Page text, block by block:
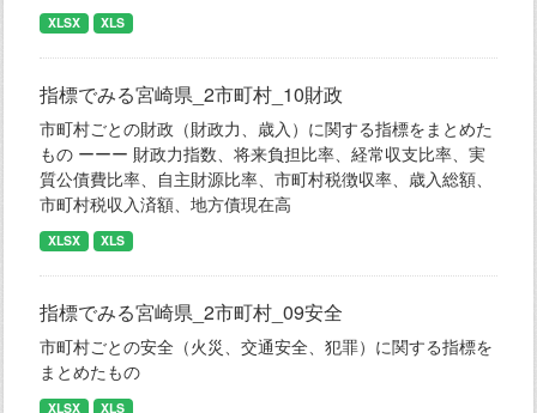
XLSX XLS
指標でみる宮崎県_2市町村_10財政
市町村ごとの財政（財政力、歳入）に関する指標をまとめた
もの ーーー 財政力指数、将来負担比率、経常収支比率、実
質公債費比率、自主財源比率、市町村税徴収率、歳入総額、
市町村税収入済額、地方債現在高
XLSX XLS
指標でみる宮崎県_2市町村_09安全
市町村ごとの安全（火災、交通安全、犯罪）に関する指標を
まとめたもの
XLSX XLS